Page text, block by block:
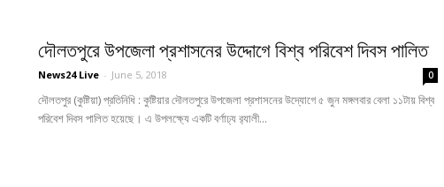
দৌলতপুরে উপজেলা প্রশাসনের উদ্দোগে বিশ্ব পরিবেশ দিবস পালিত
News24 Live - June 5, 2018 0
দৌলতপুর (কুষ্টিয়া) প্রতিনিধি : কুষ্টিয়ার দৌলতপুরে উপজেলা প্রশাসনের উদ্যোগে ৫ জুন মঙ্গলবার বেলা ১১টায় বিশ্ব
পরিবেশ দিবস পালিত হয়েছে। এ উপলক্ষ্যে একটি বর্ণাঢ্য র‌্যালী...